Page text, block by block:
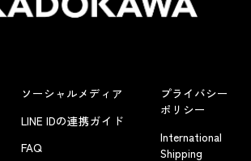
ソーシャルメディア
LINE IDの連携ガイド
FAQ
プライバシー
ポリシー
International
Shipping